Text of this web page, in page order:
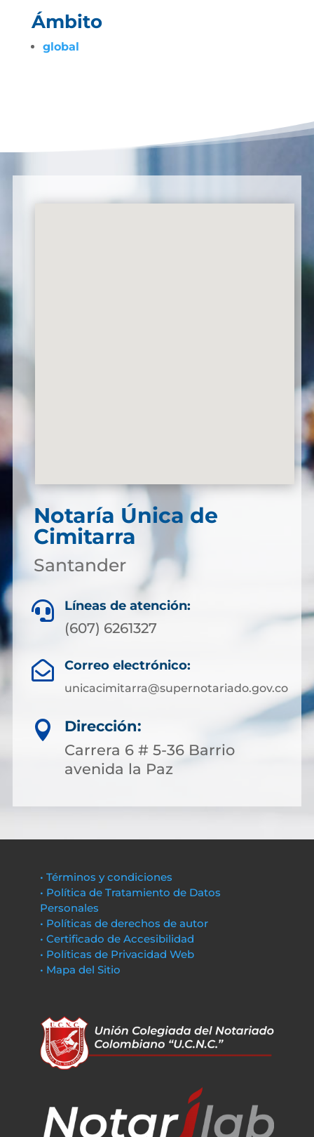
Ámbito
global
Notaría Única de
Cimitarra
Santander
 Líneas de atención:
(607) 6261327
 Correo electrónico:
unicacimitarra@supernotariado.gov.co

Dirección:
Carrera 6 # 5-36 Barrio
avenida la Paz
• Términos y condiciones
• Política de Tratamiento de Datos
Personales
• Políticas de derechos de autor
• Certificado de Accesibilidad
• Políticas de Privacidad Web
• Mapa del Sitio